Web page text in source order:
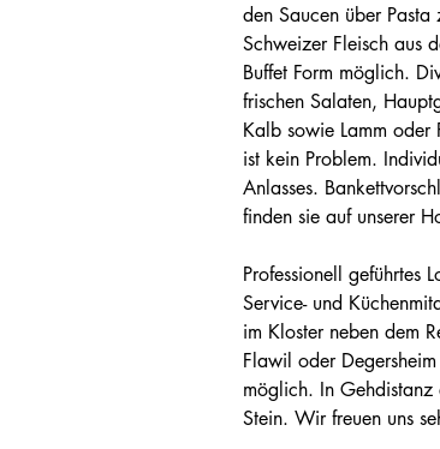
den Saucen über
Schweizer Fleisch aus
Buffet Form möglich.
frischen Salaten,
Kalb sowie Lamm oder
ist kein Problem.
Anlasses.
finden sie auf unserer
Professionell geführtes
Service- und
im Kloster neben dem
Flawil oder
möglich. In Gehdistanz
Stein. Wir freuen uns